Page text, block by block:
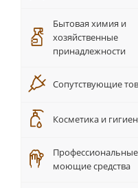
Бытовая химия и
хозяйственные
принадлежности
Сопутствующие
Косметика и
Профессиональные
моющие средства